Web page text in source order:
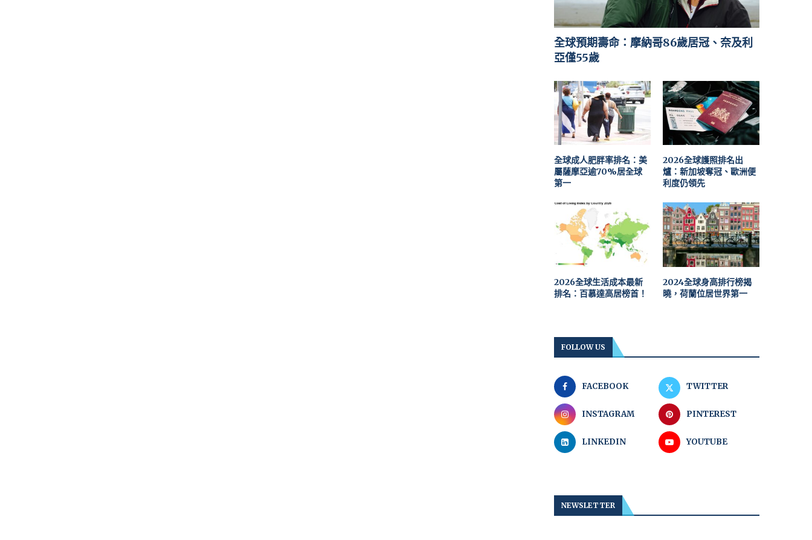
全球預期壽命：摩納哥86歲居冠、奈及利
亞僅55歲
全球成人肥胖率排名：美
屬薩摩亞逾70%居全球
第一
2026全球護照排名出
爐：新加坡奪冠、歐洲便
利度仍領先
2026全球生活成本最新
排名：百慕達高居榜首！
2024全球身高排行榜揭
曉，荷蘭位居世界第一
FOLLOW US
FACEBOOK TWITTER
INSTAGRAM PINTEREST
LINKEDIN YOUTUBE
NEWSLETTER